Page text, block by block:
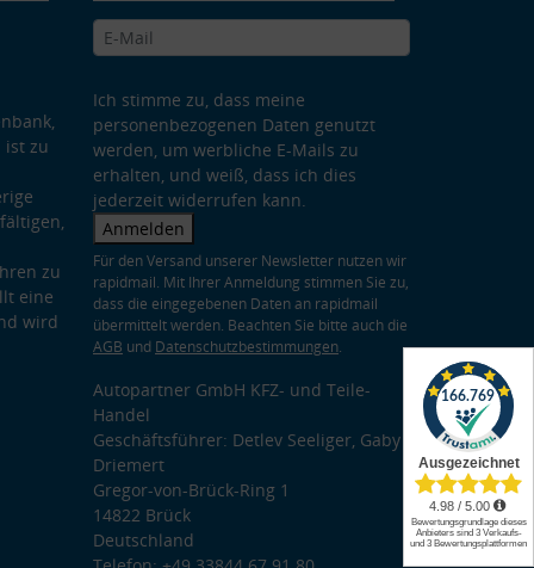
ist zu
zu
eine
wird
Ich stimme zu, dass meine
personenbezogenen Daten genutzt
werden, um werbliche E-Mails zu
erhalten, und weiß, dass ich dies
jederzeit widerrufen kann.
Anmelden
Für den Versand unserer Newsletter nutzen wir
rapidmail. Mit Ihrer Anmeldung stimmen Sie zu,
dass die eingegebenen Daten an rapidmail
übermittelt werden. Beachten Sie bitte auch die
AGB und Datenschutzbestimmungen.
Autopartner GmbH KFZ- und Teile-
Handel
Geschäftsführer: Detlev Seeliger, Gaby
Driemert
Gregor-von-Brück-Ring 1
14822 Brück
Deutschland